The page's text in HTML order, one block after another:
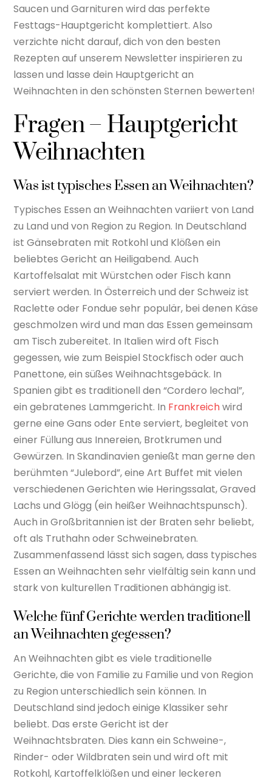
Saucen und Garnituren wird das perfekte
Festtags-Hauptgericht komplettiert. Also
verzichte nicht darauf, dich von den besten
Rezepten auf unserem Newsletter inspirieren zu
lassen und lasse dein Hauptgericht an
Weihnachten in den schönsten Sternen bewerten!
Fragen – Hauptgericht
Weihnachten
Was ist typisches Essen an Weihnachten?
Typisches Essen an Weihnachten variiert von Land
zu Land und von Region zu Region. In Deutschland
ist Gänsebraten mit Rotkohl und Klößen ein
beliebtes Gericht an Heiligabend. Auch
Kartoffelsalat mit Würstchen oder Fisch kann
serviert werden. In Österreich und der Schweiz ist
Raclette oder Fondue sehr populär, bei denen Käse
geschmolzen wird und man das Essen gemeinsam
am Tisch zubereitet. In Italien wird oft Fisch
gegessen, wie zum Beispiel Stockfisch oder auch
Panettone, ein süßes Weihnachtsgebäck. In
Spanien gibt es traditionell den “Cordero lechal”,
ein gebratenes Lammgericht. In Frankreichwird
gerne eine Gans oder Ente serviert, begleitet von
einer Füllung aus Innereien, Brotkrumen und
Gewürzen. In Skandinavien genießt man gerne den
berühmten “Julebord”, eine Art Buffet mit vielen
verschiedenen Gerichten wie Heringssalat, Graved
Lachs und Glögg (ein heißer Weihnachtspunsch).
Auch in Großbritannien ist der Braten sehr beliebt,
oft als Truthahn oder Schweinebraten.
Zusammenfassend lässt sich sagen, dass typisches
Essen an Weihnachten sehr vielfältig sein kann und
stark von kulturellen Traditionen abhängig ist.
Welche fünf Gerichte werden traditionell
an Weihnachten gegessen?
An Weihnachten gibt es viele traditionelle
Gerichte, die von Familie zu Familie und von Region
zu Region unterschiedlich sein können. In
Deutschland sind jedoch einige Klassiker sehr
beliebt. Das erste Gericht ist der
Weihnachtsbraten. Dies kann ein Schweine-,
Rinder- oder Wildbraten sein und wird oft mit
Rotkohl, Kartoffelklößen und einer leckeren